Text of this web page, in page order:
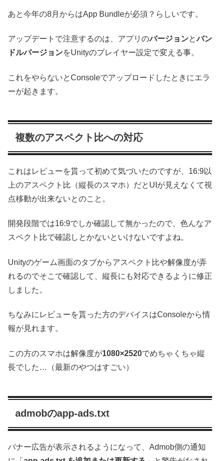
あと今年の8月からはApp Bundleが必須？らしいです。
アップデートで注意するのは、アプリのバージョンとバン
ドルバージョンをUnityのプレイヤー設定で変える事。
これをやらないとConsoleでアップロードしたときにエラ
ーが起きます。
複数のアスペクト比への対応
これはレビューを貰って初めて気づいたのですが、16:9以
上のアスペクト比（縦長のスマホ）だとUIが見えなくて視
点移動が出来ないとのこと。
開発段階では16:9でしか確認して無かったので、色んなア
スペクト比で確認しとかないといけないですよね。
Unityのゲーム画面のタブからアスペクト比や解像度が弄
れるのでそこで確認して、縦長にも対応できるように修正
しました。
ちなみにレビューを貰った方のデバイスはConsoleから情
報が見れます。
この方のスマホは解像度が1080×2520でめちゃくちゃ縦
長でした…（最新のやつはすごい）
admobのapp-ads.txt
バナー広告が表示されるようになって、Admob側の通知